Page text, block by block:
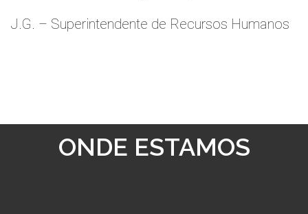
J.G. – Superintendente de Recursos Humanos
ONDE ESTAMOS